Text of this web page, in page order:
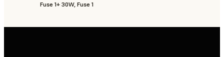
Fuse 1+ 30W, Fuse 1